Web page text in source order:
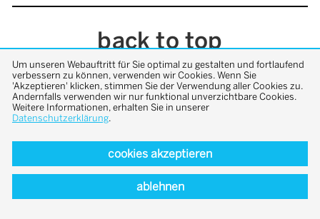
back to top
Um unseren Webauftritt für Sie optimal zu gestalten und fortlaufend
verbessern zu können, verwenden wir Cookies. Wenn Sie
'Akzeptieren' klicken, stimmen Sie der Verwendung aller Cookies zu.
Andernfalls verwenden wir nur funktional unverzichtbare Cookies.
Weitere Informationen, erhalten Sie in unserer
Datenschutzerklärung.
cookies akzeptieren
ablehnen